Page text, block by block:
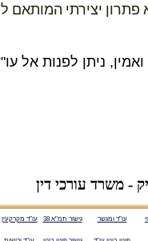
פתרון יצירתי
ניתן לפנות אל
- משרד עורכי דין
עו"ד מקרקעין גישור תמ"א 38 עו"ד ומגשר